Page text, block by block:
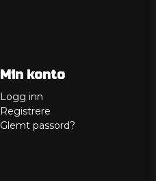
Min konto
Logg inn
Registrere
Glemt passord?